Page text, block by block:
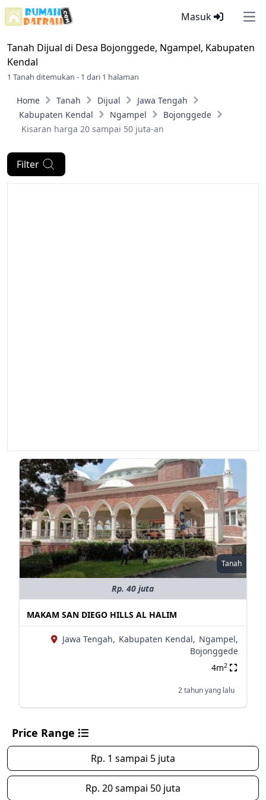
Masuk
Tanah Dijual di Desa Bojonggede, Ngampel, Kabupaten
Kendal
1 Tanah ditemukan - 1 dari 1 halaman
Home Tanah Dijual
Jawa Tengah
Kabupaten Kendal
Ngampel
Bojonggede
Kisaran harga 20 sampai 50 juta-an
Filter
Tanah
Rp. 40 juta
MAKAM SAN DIEGO HILLS AL HALIM
Jawa Tengah, Kabupaten Kendal, Ngampel,
Bojonggede
4m2
2 tahun yang lalu
Price Range
Rp. 1 sampai 5 juta
Rp. 20 sampai 50 juta